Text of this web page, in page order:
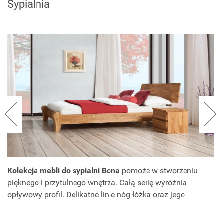
Sypialnia
Kolekcja mebli do sypialni Bona pomoże w stworzeniu
pięknego i przytulnego wnętrza. Całą serię wyróżnia
opływowy profil. Delikatne linie nóg łóżka oraz jego